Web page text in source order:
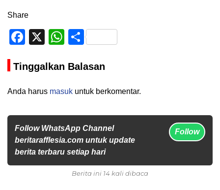
Share
Facebook
X WhatsApp
Share
Tinggalkan Balasan
Anda harus masuk untuk berkomentar.
Follow WhatsApp Channel
beritarafflesia.com untuk update
berita terbaru setiap hari
Follow
Berita ini 14 kali dibaca